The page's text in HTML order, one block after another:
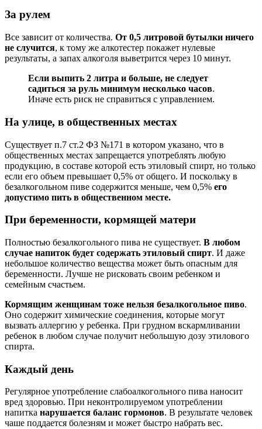
За рулем
Все зависит от количества. От 0,5 литровой бутылки ничего
не случится, к тому же алкотестер покажет нулевые
результаты, а запах алкоголя выветрится через 10 минут.
Если выпить 2 литра и больше, не следует
садиться за руль минимум несколько часов.
Иначе есть риск не справиться с управлением.
На улице, в общественных местах
Существует п.7 ст.2 ФЗ №171 в котором указано, что в
общественных местах запрещается употреблять любую
продукцию, в составе которой есть этиловый спирт, но только
если его объем превышает 0,5% от общего. И поскольку в
безалкогольном пиве содержится меньше, чем 0,5% его
допустимо пить в общественном месте.
При беременности, кормящей матери
Полностью безалкогольного пива не существует. В любом
случае напиток будет содержать этиловый спирт. И даже
небольшое количество вещества может быть опасным для
беременности. Лучше не рисковать своим ребенком и
семейным счастьем.
Кормящим женщинам тоже нельзя безалкогольное пиво.
Оно содержит химические соединения, которые могут
вызвать аллергию у ребенка. При грудном вскармливании
ребенок в любом случае получит небольшую дозу этилового
спирта.
Каждый день
Регулярное употребление слабоалкогольного пива наносит
вред здоровью. При неконтролируемом употреблении
напитка нарушается баланс гормонов. В результате человек
чаше поддается болезням и может быстро набрать вес.